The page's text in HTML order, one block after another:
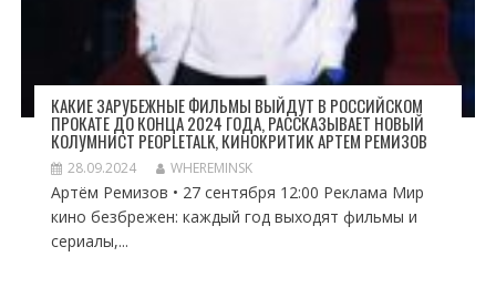
КАКИЕ ЗАРУБЕЖНЫЕ ФИЛЬМЫ ВЫЙДУТ В РОССИЙСКОМ
ПРОКАТЕ ДО КОНЦА 2024 ГОДА, РАССКАЗЫВАЕТ НОВЫЙ
КОЛУМНИСТ PEOPLETALK, КИНОКРИТИК АРТЕМ РЕМИЗОВ
28.09.2024 WHEREMINSK
Артём Ремизов • 27 сентября 12:00 Реклама Мир
кино безбрежен: каждый год выходят фильмы и
сериалы,...